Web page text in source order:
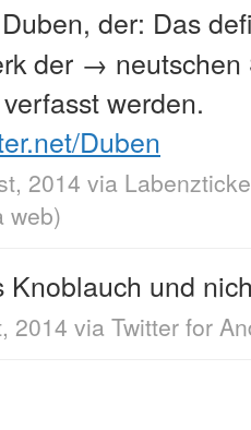
Duben, der: Das
der → neutschen
werden.
Duben
2014 via
web)
Knoblauch und
2014 via Twitter for